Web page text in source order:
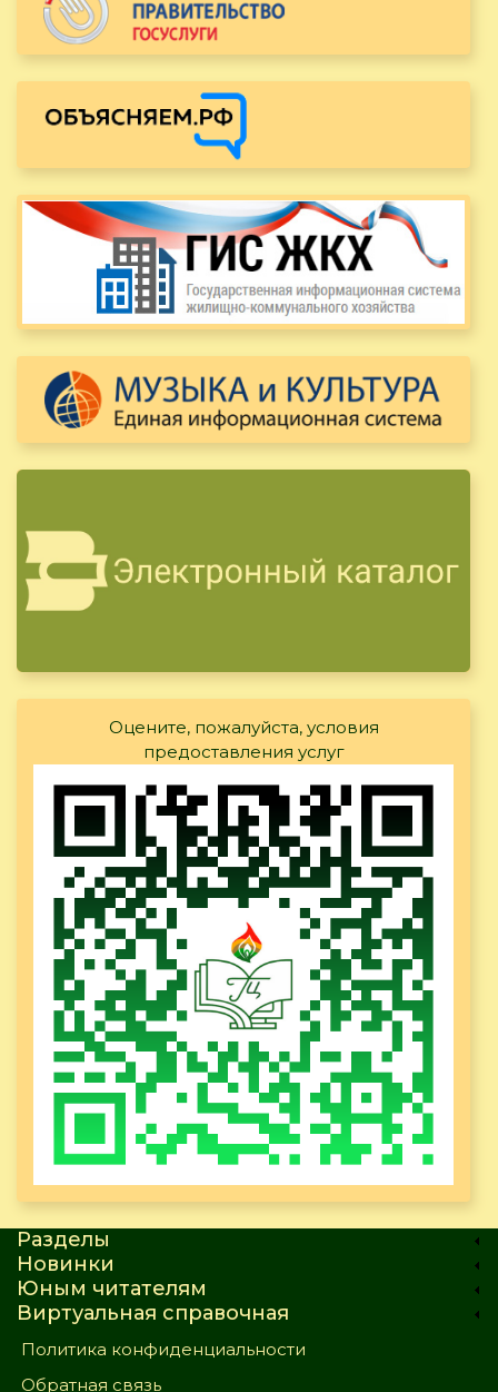
Оцените, пожалуйста, условия
предоставления услуг
Разделы
Новинки
Юным читателям
Виртуальная справочная
Политика конфиденциальности
Обратная связь